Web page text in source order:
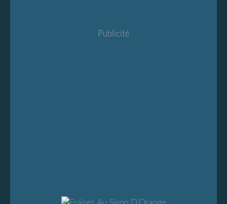
Publicité